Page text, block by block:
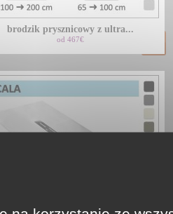
brodzik prysznicowy z ultra...
od 467€